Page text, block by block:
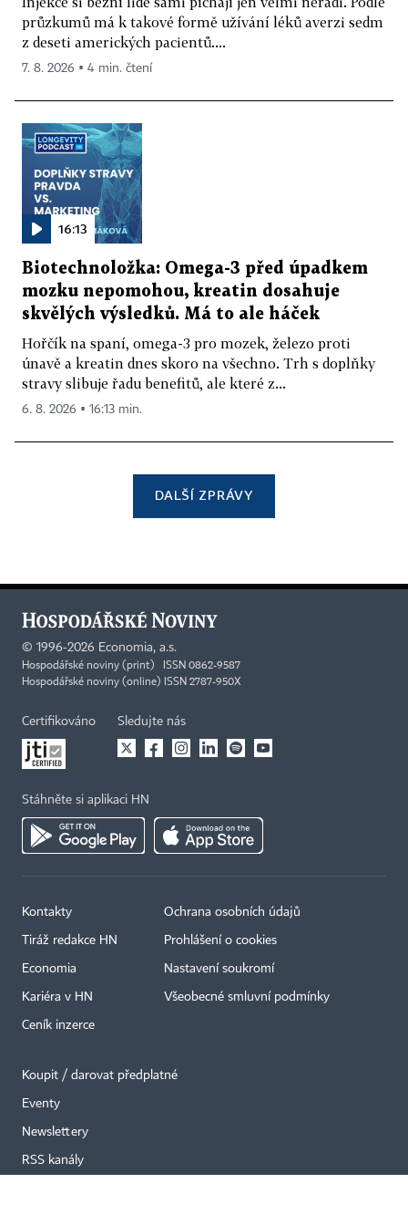
průzkumů má k takové formě užívání léků averzi sedm
z deseti amerických pacientů....
7. 8. 2026 ▪ 4 min. čtení
16:13
Biotechnoložka: Omega-3 před úpadkem
mozku nepomohou, kreatin dosahuje
skvělých výsledků. Má to ale háček
Hořčík na spaní, omega-3 pro mozek, železo proti
únavě a kreatin dnes skoro na všechno. Trh s doplňky
stravy slibuje řadu benefitů, ale které z...
6. 8. 2026 ▪ 16:13 min.
DALŠÍ ZPRÁVY
© 1996-2026 Economia, a.s.
Hospodářské noviny (print) ISSN 0862-9587
Hospodářské noviny (online) ISSN 2787-950X
Certifikováno Sledujte nás
Stáhněte si aplikaci HN
Kontakty
Tiráž redakce HN
Economia
Kariéra v HN
Ceník inzerce
Ochrana osobních údajů
Prohlášení o cookies
Nastavení soukromí
Všeobecné smluvní podmínky
Koupit / darovat předplatné
Eventy
Newslettery
RSS kanály